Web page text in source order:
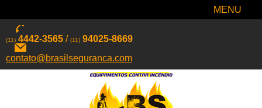
MENU
(11) 4442-3565 / (11) 94025-8669
contato@brasilseguranca.com